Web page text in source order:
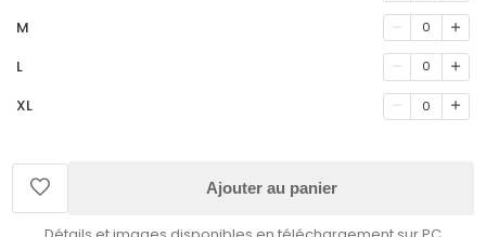
M 0
L 0
XL 0
Ajouter au panier